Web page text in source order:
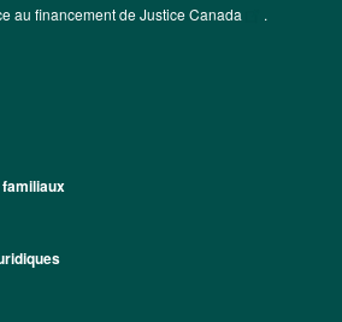
au financement deJustice Canada .